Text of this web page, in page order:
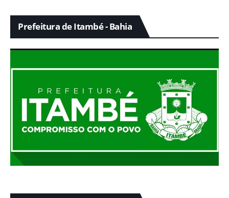
Prefeitura de Itambé - Bahia